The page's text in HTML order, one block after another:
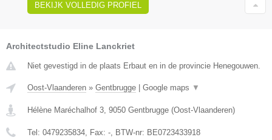
BEKIJK VOLLEDIG PROFIEL
Architectstudio Eline Lanckriet
Niet gevestigd in de plaats Erbaut en in de provincie Henegouwen.
Oost-Vlaanderen » Gentbrugge Google maps ▼
Hélène Maréchalhof 3, 9050 Gentbrugge (Oost-Vlaanderen)
Tel: 0479235834, Fax: -, BTW-nr: BE0723433918